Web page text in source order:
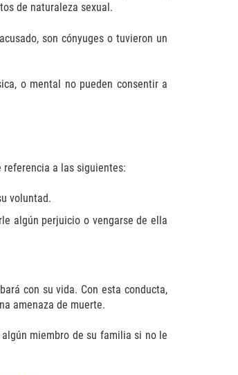
de naturaleza sexual.
son cónyuges o tuvieron un
o mental no pueden consentir a
referencia a las siguientes:
voluntad.
algún perjuicio o vengarse de ella
con su vida. Con esta conducta,
amenaza de muerte.
miembro de su familia si no le